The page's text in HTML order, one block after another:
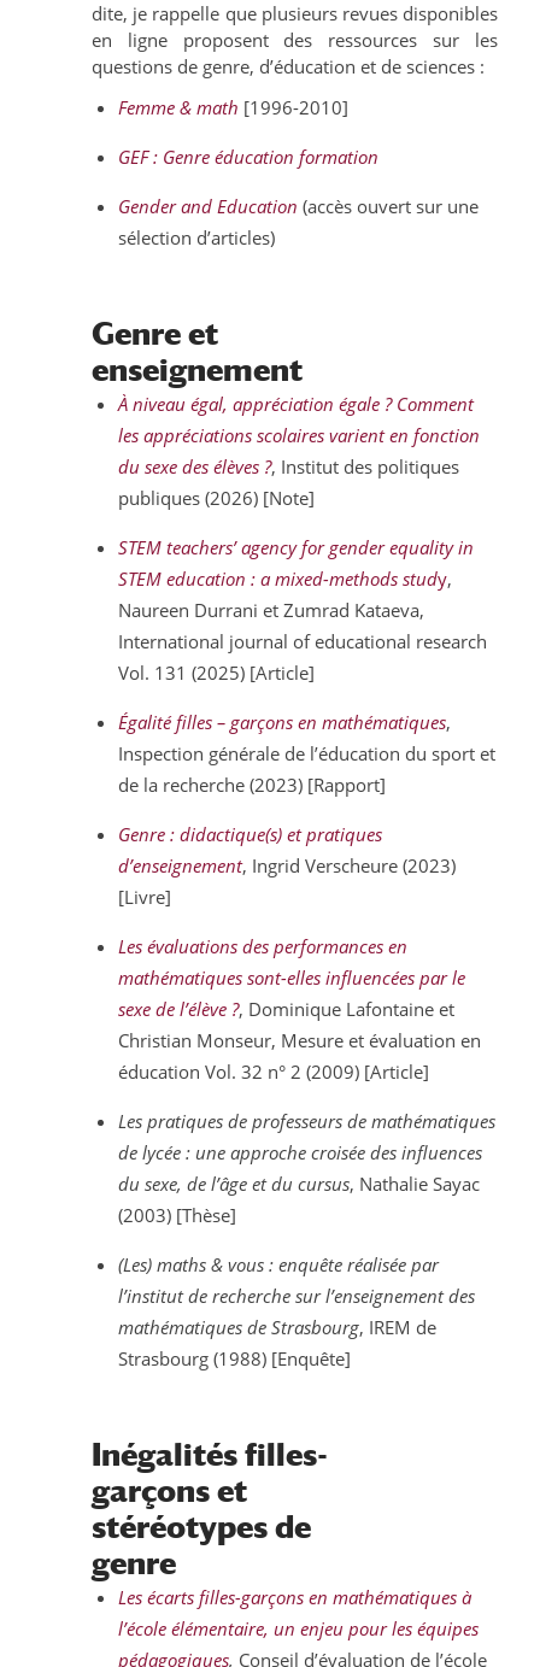
dite, je rappelle que plusieurs revues disponibles
en ligne proposent des ressources sur les
questions de genre, d’éducation et de sciences :
Femme & math [1996-2010]
GEF : Genre éducation formation
Gender and Education (accès ouvert sur une
sélection d’articles)
Genre et
enseignement
À niveau égal, appréciation égale ? Comment
les appréciations scolaires varient en fonction
du sexe des élèves ?, Institut des politiques
publiques (2026) [Note]
STEM teachers’ agency for gender equality in
STEM education : a mixed-methods study,
Naureen Durrani et Zumrad Kataeva,
International journal of educational research
Vol. 131 (2025) [Article]
Égalité filles – garçons en mathématiques,
Inspection générale de l’éducation du sport et
de la recherche (2023) [Rapport]
Genre : didactique(s) et pratiques
d’enseignement, Ingrid Verscheure (2023)
[Livre]
Les évaluations des performances en
mathématiques sont-elles influencées par le
sexe de l’élève ?, Dominique Lafontaine et
Christian Monseur, Mesure et évaluation en
éducation Vol. 32 n° 2 (2009) [Article]
Les pratiques de professeurs de mathématiques
de lycée : une approche croisée des influences
du sexe, de l’âge et du cursus, Nathalie Sayac
(2003) [Thèse]
(Les) maths & vous : enquête réalisée par
l’institut de recherche sur l’enseignement des
mathématiques de Strasbourg, IREM de
Strasbourg (1988) [Enquête]
Inégalités filles-
garçons et
stéréotypes de
genre
Les écarts filles-garçons en mathématiques à
l’école élémentaire, un enjeu pour les équipes
pédagogiques, Conseil d’évaluation de l’école